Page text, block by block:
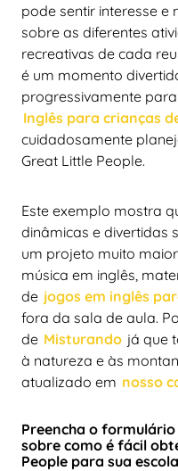
pode sentir interesse e
sobre as diferentes
recreativas de cada
é um momento
progressivamente
Inglês para crianças
cuidadosamente
Great Little People.
Este exemplo mostra
dinâmicas e divertidas
um projeto muito
música em inglês,
de jogos em inglês
fora da sala de aula.
de Misturando já que
à natureza e às
atualizado em nosso
Preencha o
sobre como é fácil
People para sua